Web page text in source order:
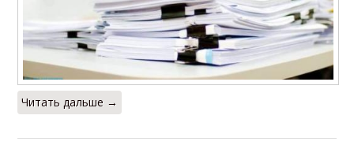
Читать дальше →